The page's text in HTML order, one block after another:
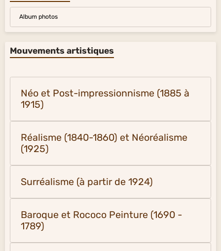
Album photos
Mouvements artistiques
Néo et Post-impressionnisme (1885 à
1915)
Réalisme (1840-1860) et Néoréalisme
(1925)
Surréalisme (à partir de 1924)
Baroque et Rococo Peinture (1690 -
1789)